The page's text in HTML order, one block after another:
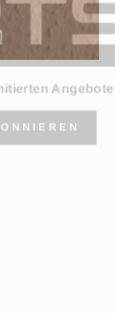
Angebote